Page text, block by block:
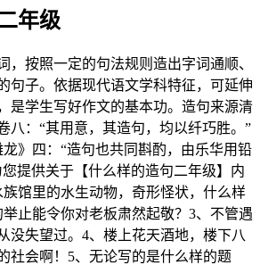
年级
，按照一定的句法规则造出字词通顺、
句子。依据现代语文学科特征，可延伸
是学生写好作文的基本功。造句来源清
八：“其用意，其造句，均以纤巧胜。”
》四：“造句也共同斟酌，由乐华用铅
提供关于【什么样的造句二年级】内
馆里的水生动物，奇形怪状，什么样
止能令你对老板肃然起敬？3、不管遇
没失望过。4、楼上花天酒地，楼下八
社会啊！5、无论写的是什么样的题